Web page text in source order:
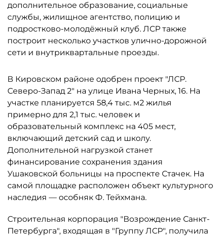
дополнительное образование, социальные
службы, жилищное агентство, полицию и
подростково-молодёжный клуб. ЛСР также
построит несколько участков улично-дорожной
сети и внутриквартальные проезды.
В Кировском районе одобрен проект "ЛСР.
Северо-Запад 2" на улице Ивана Черных, 16. На
участке планируется 58,4 тыс. м2 жилья
примерно для 2,1 тыс. человек и
образовательный комплекс на 405 мест,
включающий детский сад и школу.
Дополнительной нагрузкой станет
финансирование сохранения здания
Ушаковской больницы на проспекте Стачек. На
самой площадке расположен объект культурного
наследия — особняк Ф. Тейхмана.
Строительная корпорация "Возрождение Санкт-
Петербурга", входящая в "Группу ЛСР", получила